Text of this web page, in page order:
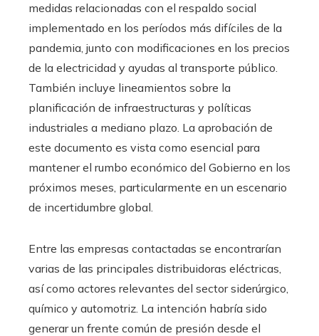
medidas relacionadas con el respaldo social
implementado en los períodos más difíciles de la
pandemia, junto con modificaciones en los precios
de la electricidad y ayudas al transporte público.
También incluye lineamientos sobre la
planificación de infraestructuras y políticas
industriales a mediano plazo. La aprobación de
este documento es vista como esencial para
mantener el rumbo económico del Gobierno en los
próximos meses, particularmente en un escenario
de incertidumbre global.
Entre las empresas contactadas se encontrarían
varias de las principales distribuidoras eléctricas,
así como actores relevantes del sector siderúrgico,
químico y automotriz. La intención habría sido
generar un frente común de presión desde el